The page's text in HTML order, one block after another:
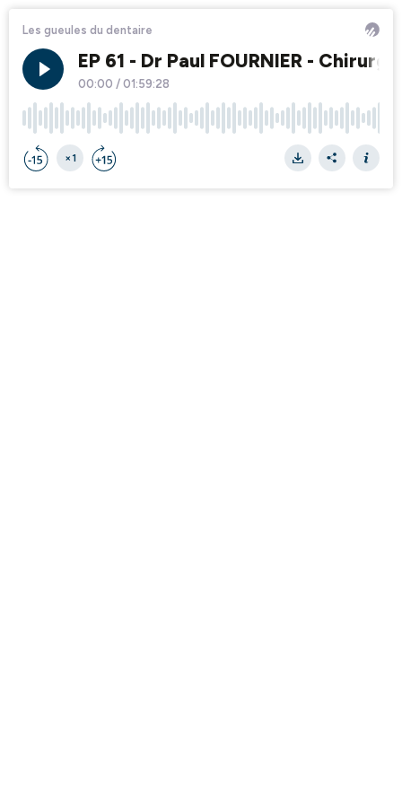
Les gueules du dentaire
EP 61 - Dr Paul FOURNIER -
00:00 / 01:59:28
×1